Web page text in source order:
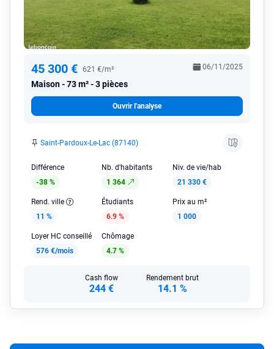
45 300 € 621 €/m²
Maison 73 m² - 3 pièces
06/11/2025
Ouvrir l'analyse
Saint-Pardoux-Le-Lac (87140)
Différence
-38 %
Nb. d'habitants
1 364
Niv. de vie/hab
21 330 €
Rend. ville
11 %
Étudiants
6.9 %
Prix au m²
1 000
Loyer HC conseillé
576 €/mois
Chômage
4.7 %
Cash flow
244 €
Rendement brut
14.1 %